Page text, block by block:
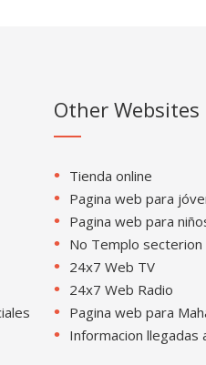
Other Websites
Tienda online
Pagina web para
Pagina web para
No Templo secterion
24x7 Web TV
24x7 Web Radio
Pagina web para
Informacion llegadas